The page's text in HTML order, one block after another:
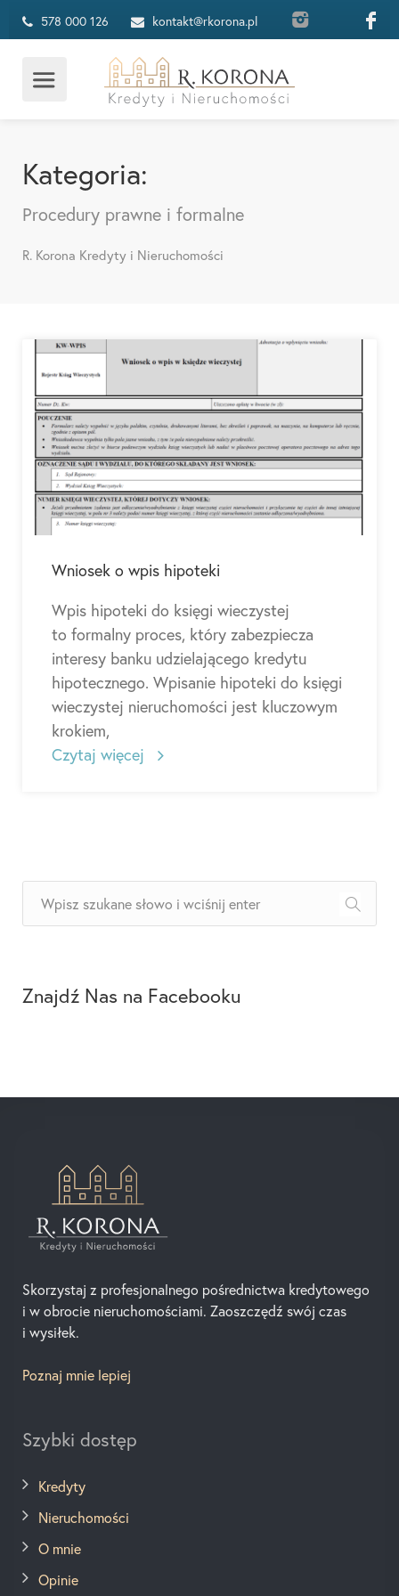
578 000 126 kontakt@rkorona.pl
Kategoria:
Procedury prawne i formalne
R. Korona Kredyty i Nieruchomości
Wniosek o wpis hipoteki
Wpis hipoteki do księgi wieczystej
to formalny proces, który zabezpiecza
interesy banku udzielającego kredytu
hipotecznego. Wpisanie hipoteki do księgi
wieczystej nieruchomości jest kluczowym
krokiem,
Czytaj więcej
Znajdź Nas na Facebooku
Skorzystaj z profesjonalnego pośrednictwa kredytowego
i w obrocie nieruchomościami. Zaoszczędź swój czas
i wysiłek.
Poznaj mnie lepiej
Szybki dostęp
Kredyty
Nieruchomości
O mnie
Opinie